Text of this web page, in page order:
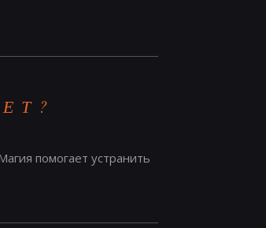
помогает устранить